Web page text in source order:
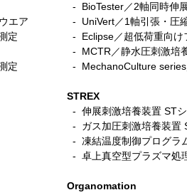
静水圧刺激培養装
用論文紹介
エア
定
定
- BioTester／2軸同時伸
- UniVert／1軸引張・圧
- Eclipse／超低荷重向け
- MCTR／静水圧刺激培
- MechanoCulture
STREX
- 伸展刺激培養装置 ST
- ガス加圧刺激培養装置
- 凍結温度制御プログラ
- 卓上真空型プラズマ処
Organomation